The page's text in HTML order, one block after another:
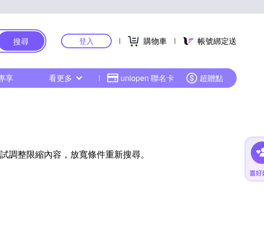
搜尋 登入 購物車 帳號綁定送
享 看更多 uniopen 聯名卡 超贈點
整限縮內容，放寬條件重新搜尋。